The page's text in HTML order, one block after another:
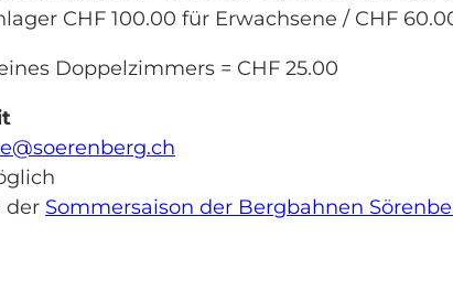
CHF 100.00 für Erwachsene / CHF
Doppelzimmers = CHF 25.00
der Sommersaison der Bergbahnen